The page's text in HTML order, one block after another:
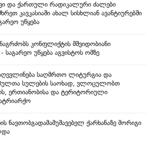
და ქართული რადიკალური ძალები
კავკასიაში ახალ სისხლიან ავანტიურებში
უწყება
კონფლიქტის მშვიდობიანი
საგარეო უწყება აგვისტოს ომზე
საღმრთო ლიტურგია და
სულების საოხად, ვლოცულობთ
ერთიანობისა და ტერიტორიული
ნავთობგადამამუშავებელ ქარხანაზე მორიგი